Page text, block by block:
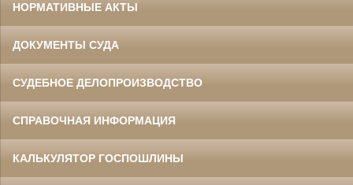
НОРМАТИВНЫЕ АКТЫ
ДОКУМЕНТЫ СУДА
СУДЕБНОЕ ДЕЛОПРОИЗВОДСТВО
СПРАВОЧНАЯ ИНФОРМАЦИЯ
КАЛЬКУЛЯТОР ГОСПОШЛИНЫ